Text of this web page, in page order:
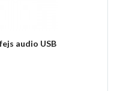
audio USB